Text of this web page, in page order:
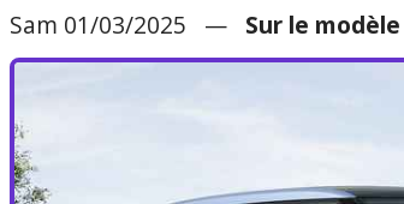
Sam 01/03/2025 — Sur le